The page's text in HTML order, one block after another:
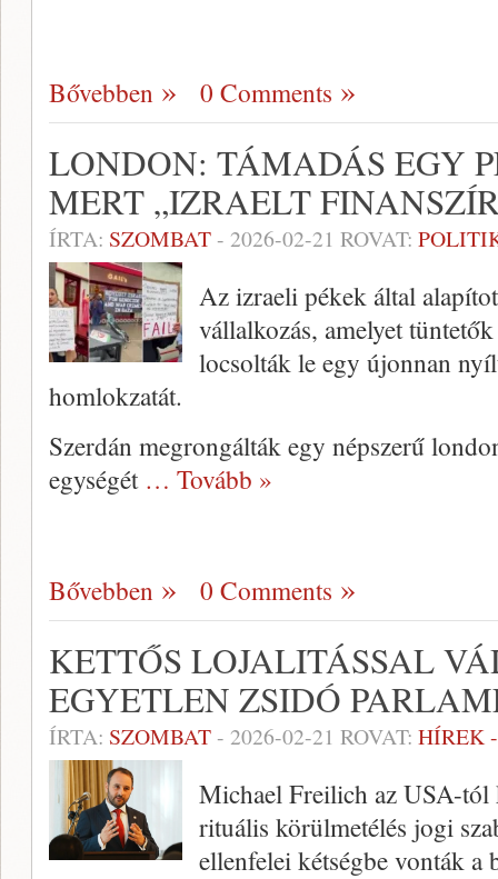
Bővebben 0 Comments
LONDON: TÁMADÁS EGY
MERT „IZRAELT
ÍRTA: SZOMBAT- 2026-02-21 ROVAT:
Az izraeli pékek által
vállalkozás, amelyet
locsolták le egy újonnan
homlokzatát.
Szerdán megrongálták egy népszerű
egységét … Tovább »
Bővebben 0 Comments
KETTŐS LOJALITÁSSAL
EGYETLEN ZSIDÓ
ÍRTA: SZOMBAT- 2026-02-21 ROVAT: HÍREK
Michael Freilich az USA-tól
rituális körülmetélés jogi
ellenfelei kétségbe vonták a